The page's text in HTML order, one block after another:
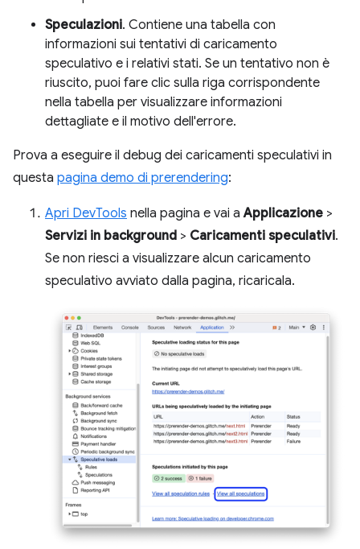
Speculazioni. Contiene una tabella con
informazioni sui tentativi di caricamento
speculativo e i relativi stati. Se un tentativo non è
riuscito, puoi fare clic sulla riga corrispondente
nella tabella per visualizzare informazioni
dettagliate e il motivo dell'errore.
Prova a eseguire il debug dei caricamenti speculativi in
questa pagina demo di prerendering:
Apri DevTools nella pagina e vai aApplicazione >
Servizi in background > Caricamenti speculativi.
Se non riesci a visualizzare alcun caricamento
speculativo avviato dalla pagina, ricaricala.